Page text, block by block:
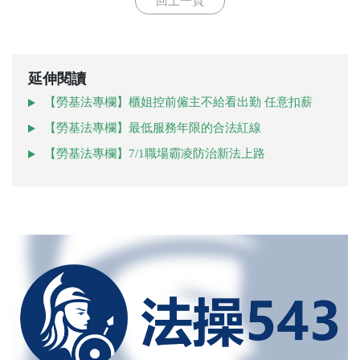
延伸閱讀
【勞基法專欄】櫃姐控前僱主不給看出勤 任意扣薪
【勞基法專欄】最低服務年限的合法紅線
【勞基法專欄】7/1職場霸凌防治新法上路